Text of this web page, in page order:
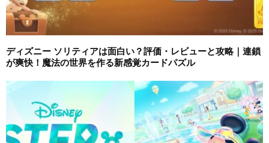
ディズニー ソリティアは面白い？評価・レビューと攻略｜連鎖
が爽快！魔法の世界を作る新感覚カードパズル